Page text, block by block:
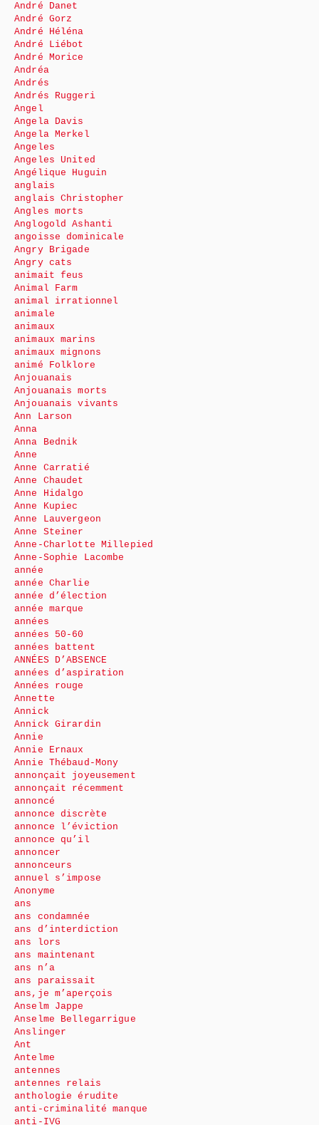
André Danet
André Gorz
André Héléna
André Liébot
André Morice
Andréa
Andrés
Andrés Ruggeri
Angel
Angela Davis
Angela Merkel
Angeles
Angeles United
Angélique Huguin
anglais
anglais Christopher
Angles morts
Anglogold Ashanti
angoisse dominicale
Angry Brigade
Angry cats
animait feus
Animal Farm
animal irrationnel
animale
animaux
animaux marins
animaux mignons
animé Folklore
Anjouanais
Anjouanais morts
Anjouanais vivants
Ann Larson
Anna
Anna Bednik
Anne
Anne Carratié
Anne Chaudet
Anne Hidalgo
Anne Kupiec
Anne Lauvergeon
Anne Steiner
Anne-Charlotte Millepied
Anne-Sophie Lacombe
année
année Charlie
année d’élection
année marque
années
années 50-60
années battent
ANNÉES D’ABSENCE
années d’aspiration
Années rouge
Annette
Annick
Annick Girardin
Annie
Annie Ernaux
Annie Thébaud-Mony
annonçait joyeusement
annonçait récemment
annoncé
annonce discrète
annonce l’éviction
annonce qu’il
annoncer
annonceurs
annuel s’impose
Anonyme
ans
ans condamnée
ans d’interdiction
ans lors
ans maintenant
ans n’a
ans paraissait
ans,je m’aperçois
Anselm Jappe
Anselme Bellegarrigue
Anslinger
Ant
Antelme
antennes
antennes relais
anthologie érudite
anti-criminalité manque
anti-IVG